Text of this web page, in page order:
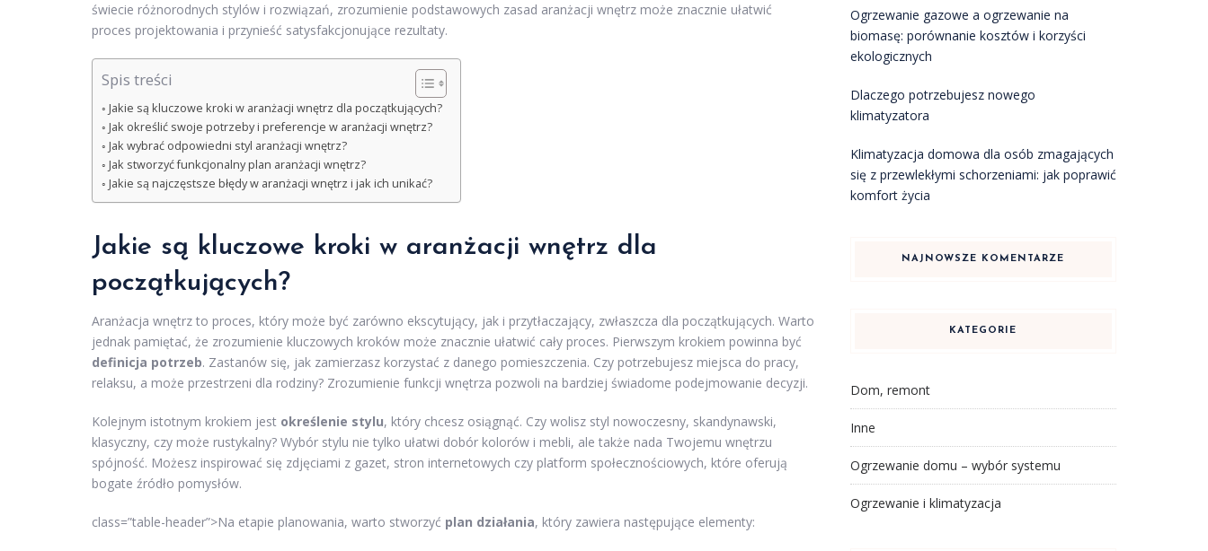
świecie różnorodnych stylów i rozwiązań, zrozumienie podstawowych zasad aranżacji wnętrz może znacznie ułatwić
proces projektowania i przynieść satysfakcjonujące rezultaty.
Spis treści
Jakie są kluczowe kroki w aranżacji wnętrz dla początkujących?
Jak określić swoje potrzeby i preferencje w aranżacji wnętrz?
Jak wybrać odpowiedni styl aranżacji wnętrz?
Jak stworzyć funkcjonalny plan aranżacji wnętrz?
Jakie są najczęstsze błędy w aranżacji wnętrz i jak ich unikać?
Jakie są kluczowe kroki w aranżacji wnętrz dla
początkujących?
Aranżacja wnętrz to proces, który może być zarówno ekscytujący, jak i przytłaczający, zwłaszcza dla początkujących. Warto
jednak pamiętać, że zrozumienie kluczowych kroków może znacznie ułatwić cały proces. Pierwszym krokiem powinna być
definicja potrzeb. Zastanów się, jak zamierzasz korzystać z danego pomieszczenia. Czy potrzebujesz miejsca do pracy,
relaksu, a może przestrzeni dla rodziny? Zrozumienie funkcji wnętrza pozwoli na bardziej świadome podejmowanie decyzji.
Kolejnym istotnym krokiem jest określenie stylu, który chcesz osiągnąć. Czy wolisz styl nowoczesny, skandynawski,
klasyczny, czy może rustykalny? Wybór stylu nie tylko ułatwi dobór kolorów i mebli, ale także nada Twojemu wnętrzu
spójność. Możesz inspirować się zdjęciami z gazet, stron internetowych czy platform społecznościowych, które oferują
bogate źródło pomysłów.
class=”table-header”>Na etapie planowania, warto stworzyć plan działania, który zawiera następujące elementy:
Ogrzewanie gazowe a ogrzewanie na
biomasę: porównanie kosztów i korzyści
ekologicznych
Dlaczego potrzebujesz nowego
klimatyzatora
Klimatyzacja domowa dla osób zmagających
się z przewlekłymi schorzeniami: jak poprawić
komfort życia
NAJNOWSZE KOMENTARZE
KATEGORIE
Dom, remont
Inne
Ogrzewanie domu – wybór systemu
Ogrzewanie i klimatyzacja